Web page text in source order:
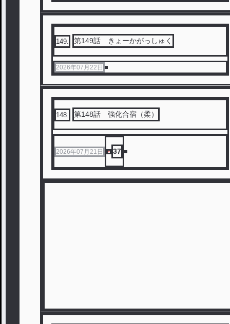
149. 第149話 きょーかがっしゅく
2026年07月22日
148. 第148話 強化合宿（柔）
2026年07月21日 37